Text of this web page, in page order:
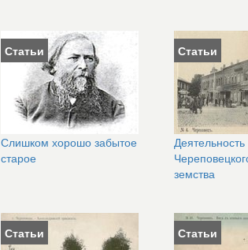
Статьи
Слишком хорошо забытое
старое
Статьи
Деятельность
земства
Статьи Статьи